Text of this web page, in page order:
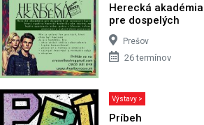
Herecká akadémia
pre dospelých
Prešov
26 termínov
Výstavy >
Príbeh